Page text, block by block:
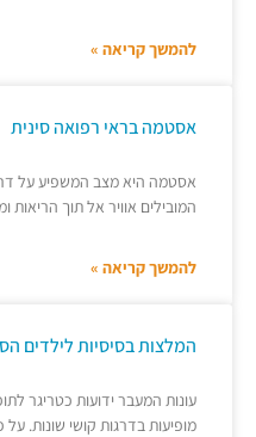
להמשך קריאה »
אסטמה בראי רפואה סינית
אסטמה היא מצב המשפיע על
המובילים אוויר אל תוך הריאות
להמשך קריאה »
המלצות בסיסיות לילדים
עונות המעבר ידועות כטריגר
מופיעות בדרגות קושי שונות. על